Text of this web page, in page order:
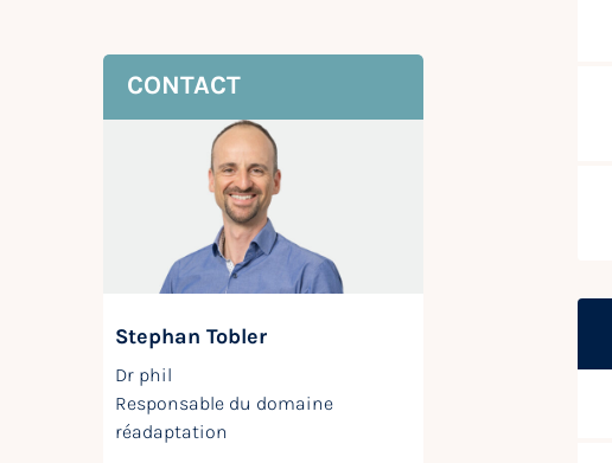
CONTACT
Stephan Tobler
Dr phil
Responsable du domaine
réadaptation